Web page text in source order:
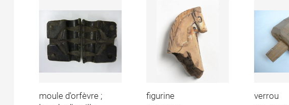
moule d'orfèvre ;
figurine verrou